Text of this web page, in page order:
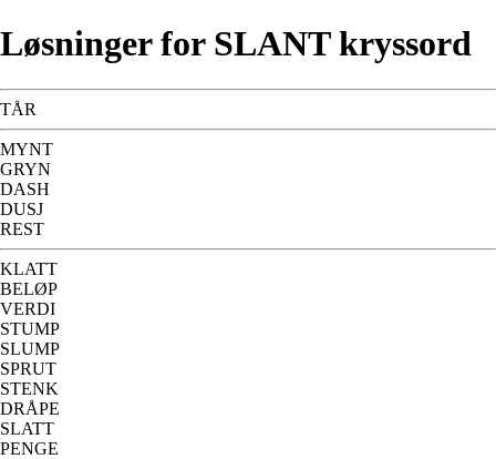
Løsninger for SLANT kryssord
TÅR
MYNT
GRYN
DASH
DUSJ
REST
KLATT
BELØP
VERDI
STUMP
SLUMP
SPRUT
STENK
DRÅPE
SLATT
PENGE